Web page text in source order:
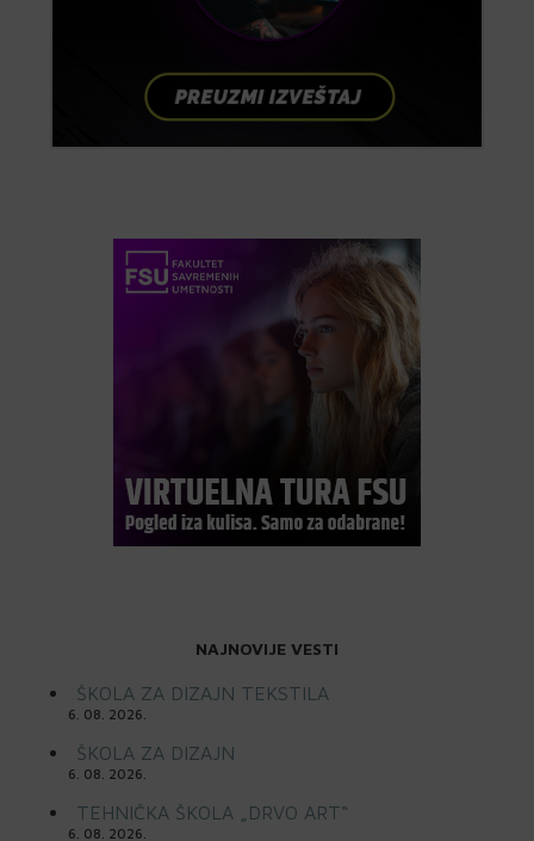
NAJNOVIJE VESTI
ŠKOLA ZA DIZAJN TEKSTILA
6. 08. 2026.
ŠKOLA ZA DIZAJN
6. 08. 2026.
TEHNIČKA ŠKOLA „DRVO ART“
6. 08. 2026.